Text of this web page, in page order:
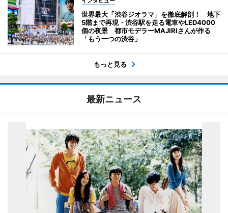
世界最大「渋谷ジオラマ」を徹底解剖！ 地下
5階まで再現・渋谷駅を走る電車やLED4000
個の夜景 都市モデラーMAJIRIさんが作る
「もう一つの渋谷」
もっと見る
最新ニュース